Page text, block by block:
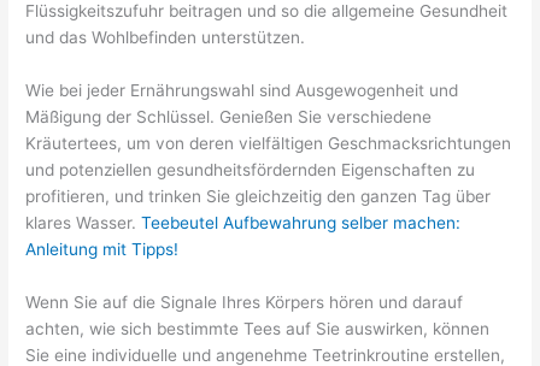
Flüssigkeitszufuhr beitragen und so die allgemeine Gesundheit
und das Wohlbefinden unterstützen.
Wie bei jeder Ernährungswahl sind Ausgewogenheit und
Mäßigung der Schlüssel. Genießen Sie verschiedene
Kräutertees, um von deren vielfältigen Geschmacksrichtungen
und potenziellen gesundheitsfördernden Eigenschaften zu
profitieren, und trinken Sie gleichzeitig den ganzen Tag über
klares Wasser.Teebeutel Aufbewahrung selber machen:
Anleitung mit Tipps!
Wenn Sie auf die Signale Ihres Körpers hören und darauf
achten, wie sich bestimmte Tees auf Sie auswirken, können
Sie eine individuelle und angenehme Teetrinkroutine erstellen,